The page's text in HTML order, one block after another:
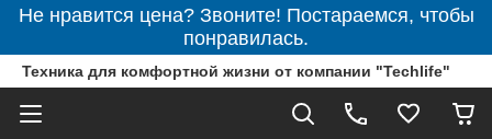
Не нравится цена? Звоните! Постараемся, чтобы
понравилась.
Техника для комфортной жизни от компании "Techlife"